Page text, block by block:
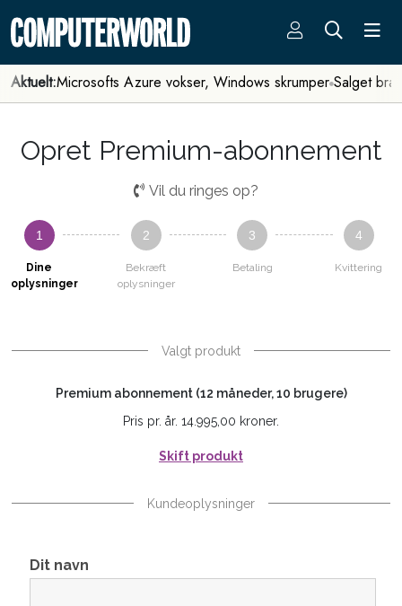
Aktuelt:Microsofts Azure vokser, Windows skrumper Salget
Opret Premium-abonnement
Vil du ringes op?
1
Dine
oplysninger
2
Bekræft
oplysninger
3
Betaling
4
Kvittering
Valgt produkt
Premium abonnement (12 måneder, 10 brugere)
Pris pr. år. 14.995,00 kroner.
Skift produkt
Kundeoplysninger
Dit navn